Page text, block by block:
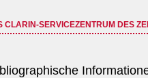
CLARIN-SERVICEZENTRUM DES